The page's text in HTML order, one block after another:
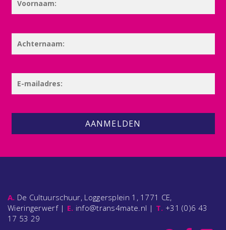
AANMELDEN
A. De Cultuurschuur, Loggersplein 1, 1771 CE,
Wieringerwerf | E. info@trans4mate.nl | T. +31 (0)6 43
17 53 29